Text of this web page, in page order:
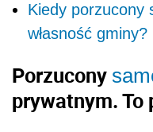
Kiedy porzucony
własność gminy?
Porzucony
prywatnym. To